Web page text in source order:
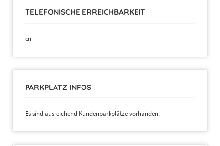
TELEFONISCHE ERREICHBARKEIT
en
PARKPLATZ INFOS
Es sind ausreichend Kundenparkplätze vorhanden.